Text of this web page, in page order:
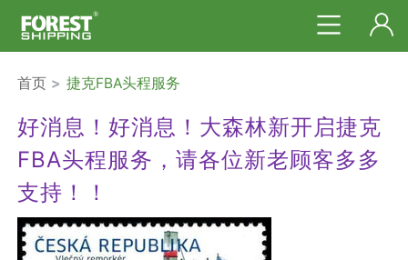
首页 > 捷克FBA头程服务
好消息！好消息！大森林新开启捷克
FBA头程服务，请各位新老顾客多多
支持！！